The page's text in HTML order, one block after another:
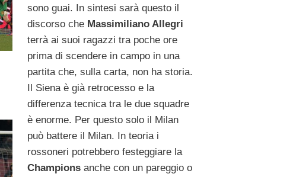
sono guai. In sintesi sarà questo il
discorso che Massimiliano Allegri
terrà ai suoi ragazzi tra poche ore
prima di scendere in campo in una
partita che, sulla carta, non ha storia.
Il Siena è già retrocesso e la
differenza tecnica tra le due squadre
è enorme. Per questo solo il Milan
può battere il Milan. In teoria i
rossoneri potrebbero festeggiare la
Championsanche con un pareggio o